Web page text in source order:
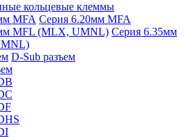
кольцевые клеммы
Серия 6.20мм MFA
Серия 6.35мм
D-Sub разъем